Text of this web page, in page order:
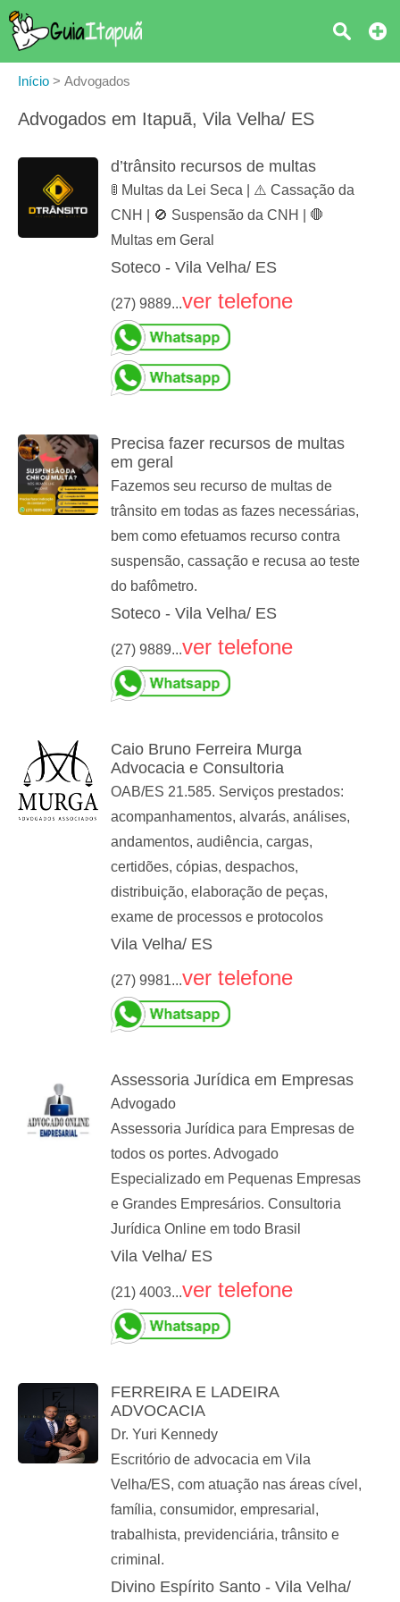
Início > Advogados
Advogados em Itapuã, Vila Velha/ ES
d’trânsito recursos de multas
🚦 Multas da Lei Seca | ⚠️ Cassação da
CNH | 🚫 Suspensão da CNH | 🛑
Multas em Geral
Soteco - Vila Velha/ ES
(27) 9889...ver telefone
Precisa fazer recursos de multas
em geral
Fazemos seu recurso de multas de
trânsito em todas as fazes necessárias,
bem como efetuamos recurso contra
suspensão, cassação e recusa ao teste
do bafômetro.
Soteco - Vila Velha/ ES
(27) 9889...ver telefone
Caio Bruno Ferreira Murga
Advocacia e Consultoria
OAB/ES 21.585. Serviços prestados:
acompanhamentos, alvarás, análises,
andamentos, audiência, cargas,
certidões, cópias, despachos,
distribuição, elaboração de peças,
exame de processos e protocolos
Vila Velha/ ES
(27) 9981...ver telefone
Assessoria Jurídica em Empresas
Advogado
Assessoria Jurídica para Empresas de
todos os portes. Advogado
Especializado em Pequenas Empresas
e Grandes Empresários. Consultoria
Jurídica Online em todo Brasil
Vila Velha/ ES
(21) 4003...ver telefone
FERREIRA E LADEIRA
ADVOCACIA
Dr. Yuri Kennedy
Escritório de advocacia em Vila
Velha/ES, com atuação nas áreas cível,
família, consumidor, empresarial,
trabalhista, previdenciária, trânsito e
criminal.
Divino Espírito Santo - Vila Velha/